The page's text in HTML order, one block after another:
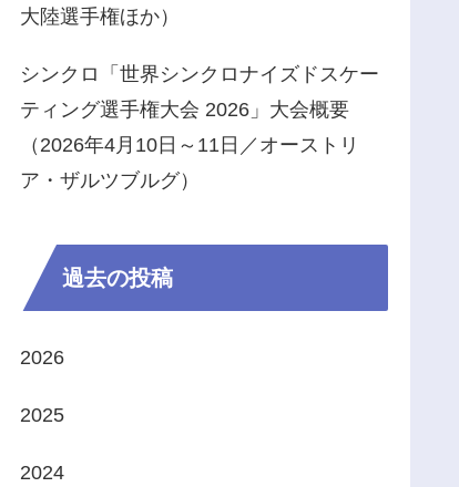
大陸選手権ほか）
シンクロ「世界シンクロナイズドスケー
ティング選手権大会 2026」大会概要
（2026年4月10日～11日／オーストリ
ア・ザルツブルグ）
過去の投稿
2026
2025
2024